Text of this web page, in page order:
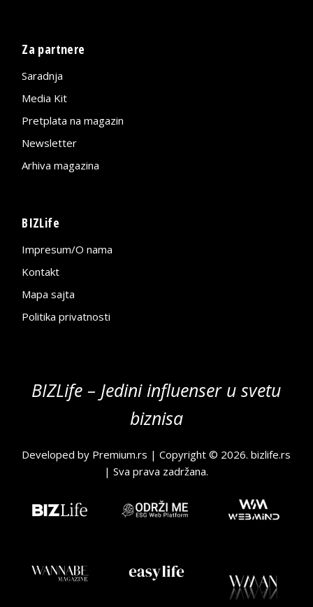
Za partnere
Saradnja
Media Kit
Pretplata na magazin
Newsletter
Arhiva magazina
BIZLife
Impresum/O nama
Kontakt
Mapa sajta
Politika privatnosti
BIZLife – Jedini influenser u svetu
biznisa
Developed by Premium.rs | Copyright © 2026.bizlife.rs
| Sva prava zadržana.